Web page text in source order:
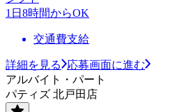
1日8時間からOK
交通費支給
詳細を見る
応募画面に進む
アルバイト・パート
パティズ 北戸田店